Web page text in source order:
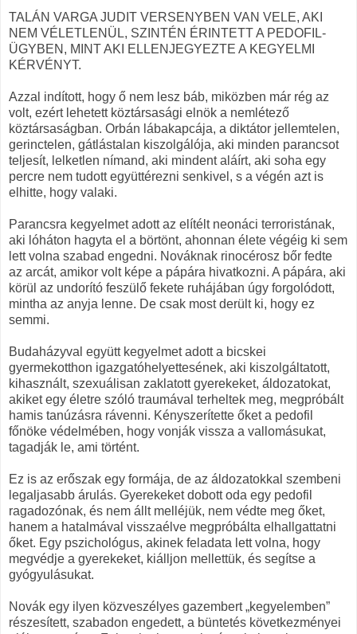
TALÁN VARGA JUDIT VERSENYBEN VAN VELE, AKI
NEM VÉLETLENÜL, SZINTÉN ÉRINTETT A PEDOFIL-
ÜGYBEN, MINT AKI ELLENJEGYEZTE A KEGYELMI
KÉRVÉNYT.
Azzal indított, hogy ő nem lesz báb, miközben már rég az
volt, ezért lehetett köztársasági elnök a nemlétező
köztársaságban. Orbán lábakapcája, a diktátor jellemtelen,
gerinctelen, gátlástalan kiszolgálója, aki minden parancsot
teljesít, lelketlen nímand, aki mindent aláírt, aki soha egy
percre nem tudott együttérezni senkivel, s a végén azt is
elhitte, hogy valaki.
Parancsra kegyelmet adott az elítélt neonáci terroristának,
aki lóháton hagyta el a börtönt, ahonnan élete végéig ki sem
lett volna szabad engedni. Nováknak rinocérosz bőr fedte
az arcát, amikor volt képe a pápára hivatkozni. A pápára, aki
körül az undorító feszülő fekete ruhájában úgy forgolódott,
mintha az anyja lenne. De csak most derült ki, hogy ez
semmi.
Budaházyval együtt kegyelmet adott a bicskei
gyermekotthon igazgatóhelyettesének, aki kiszolgáltatott,
kihasznált, szexuálisan zaklatott gyerekeket, áldozatokat,
akiket egy életre szóló traumával terheltek meg, megpróbált
hamis tanúzásra rávenni. Kényszerítette őket a pedofil
főnöke védelmében, hogy vonják vissza a vallomásukat,
tagadják le, ami történt.
Ez is az erőszak egy formája, de az áldozatokkal szembeni
legaljasabb árulás. Gyerekeket dobott oda egy pedofil
ragadozónak, és nem állt melléjük, nem védte meg őket,
hanem a hatalmával visszaélve megpróbálta elhallgattatni
őket. Egy pszichológus, akinek feladata lett volna, hogy
megvédje a gyerekeket, kiálljon mellettük, és segítse a
gyógyulásukat.
Novák egy ilyen közveszélyes gazembert „kegyelemben”
részesített, szabadon engedett, a büntetés következményei